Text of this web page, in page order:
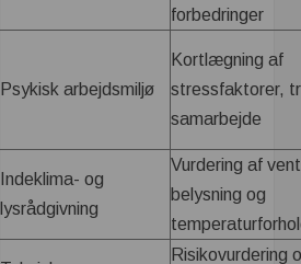
forbedringer
Psykisk arbejdsmiljø
Kortlægning af
stressfaktorer,
samarbejde
Indeklima- og
lysrådgivning
Vurdering af
belysning og
Risikovurdering